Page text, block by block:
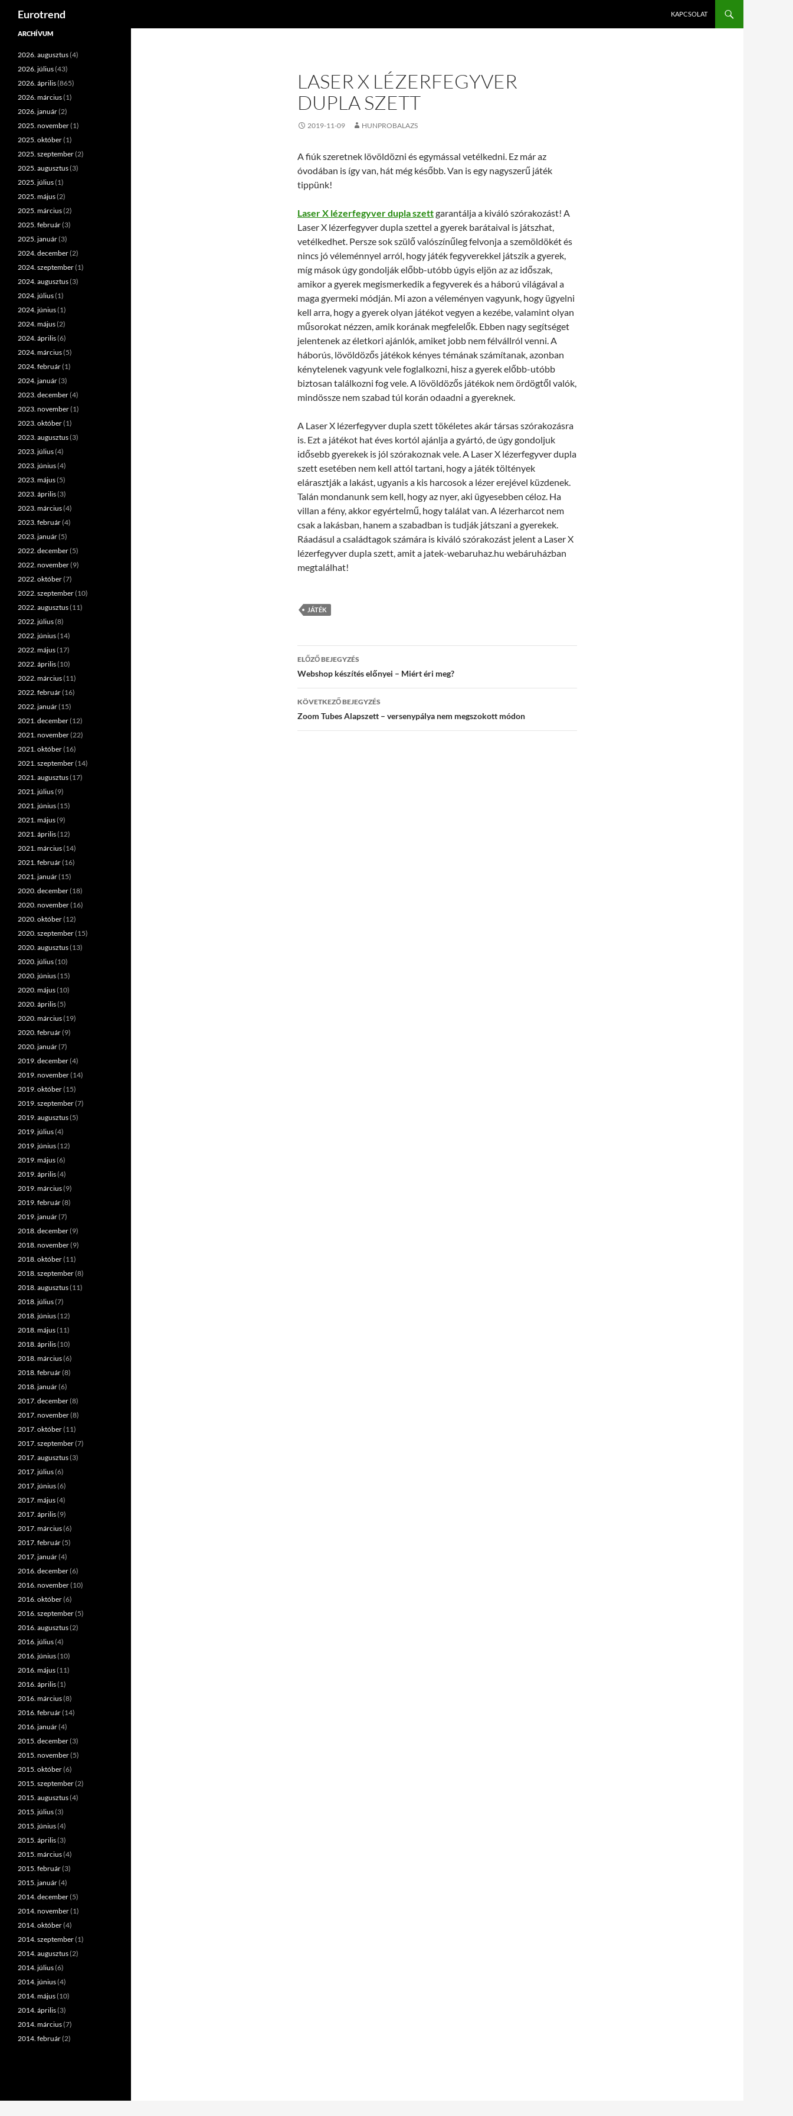
Kilépés
Eurotrend KAPCSOLAT
LASER X LÉZERFEGYVER
DUPLA SZETT
2019-11-09 HUNPROBALAZS
A fiúk szeretnek lövöldözni és egymással vetélkedni. Ez már az
óvodában is így van, hát még később. Van is egy nagyszerű játék
tippünk!
Laser X lézerfegyver dupla szettgarantálja a kiváló szórakozást! A
Laser X lézerfegyver dupla szettel a gyerek barátaival is játszhat,
vetélkedhet. Persze sok szülő valószínűleg felvonja a szemöldökét és
nincs jó véleménnyel arról, hogy játék fegyverekkel játszik a gyerek,
míg mások úgy gondolják előbb-utóbb úgyis eljön az az időszak,
amikor a gyerek megismerkedik a fegyverek és a háború világával a
maga gyermeki módján. Mi azon a véleményen vagyunk, hogy ügyelni
kell arra, hogy a gyerek olyan játékot vegyen a kezébe, valamint olyan
műsorokat nézzen, amik korának megfelelők. Ebben nagy segítséget
jelentenek az életkori ajánlók, amiket jobb nem félvállról venni. A
háborús, lövöldözős játékok kényes témának számítanak, azonban
kénytelenek vagyunk vele foglalkozni, hisz a gyerek előbb-utóbb
biztosan találkozni fog vele. A lövöldözős játékok nem ördögtől valók,
mindössze nem szabad túl korán odaadni a gyereknek.
A Laser X lézerfegyver dupla szett tökéletes akár társas szórakozásra
is. Ezt a játékot hat éves kortól ajánlja a gyártó, de úgy gondoljuk
idősebb gyerekek is jól szórakoznak vele. A Laser X lézerfegyver dupla
szett esetében nem kell attól tartani, hogy a játék töltények
elárasztják a lakást, ugyanis a kis harcosok a lézer erejével küzdenek.
Talán mondanunk sem kell, hogy az nyer, aki ügyesebben céloz. Ha
villan a fény, akkor egyértelmű, hogy találat van. A lézerharcot nem
csak a lakásban, hanem a szabadban is tudják játszani a gyerekek.
Ráadásul a családtagok számára is kiváló szórakozást jelent a Laser X
lézerfegyver dupla szett, amit a jatek-webaruhaz.hu webáruházban
megtalálhat!
JÁTÉK
Bejegyzés
navigáció
ELŐZŐ BEJEGYZÉS
Webshop készítés előnyei – Miért éri meg?
KÖVETKEZŐ BEJEGYZÉS
Zoom Tubes Alapszett – versenypálya nem megszokott módon
ARCHÍVUM
2026. augusztus(4)
2026. július(43)
2026. április(865)
2026. március(1)
2026. január(2)
2025. november(1)
2025. október(1)
2025. szeptember(2)
2025. augusztus(3)
2025. július(1)
2025. május(2)
2025. március(2)
2025. február(3)
2025. január(3)
2024. december(2)
2024. szeptember(1)
2024. augusztus(3)
2024. július(1)
2024. június(1)
2024. május(2)
2024. április(6)
2024. március(5)
2024. február(1)
2024. január(3)
2023. december(4)
2023. november(1)
2023. október(1)
2023. augusztus(3)
2023. július(4)
2023. június(4)
2023. május(5)
2023. április(3)
2023. március(4)
2023. február(4)
2023. január(5)
2022. december(5)
2022. november(9)
2022. október(7)
2022. szeptember(10)
2022. augusztus(11)
2022. július(8)
2022. június(14)
2022. május(17)
2022. április(10)
2022. március(11)
2022. február(16)
2022. január(15)
2021. december(12)
2021. november(22)
2021. október(16)
2021. szeptember(14)
2021. augusztus(17)
2021. július(9)
2021. június(15)
2021. május(9)
2021. április(12)
2021. március(14)
2021. február(16)
2021. január(15)
2020. december(18)
2020. november(16)
2020. október(12)
2020. szeptember(15)
2020. augusztus(13)
2020. július(10)
2020. június(15)
2020. május(10)
2020. április(5)
2020. március(19)
2020. február(9)
2020. január(7)
2019. december(4)
2019. november(14)
2019. október(15)
2019. szeptember(7)
2019. augusztus(5)
2019. július(4)
2019. június(12)
2019. május(6)
2019. április(4)
2019. március(9)
2019. február(8)
2019. január(7)
2018. december(9)
2018. november(9)
2018. október(11)
2018. szeptember(8)
2018. augusztus(11)
2018. július(7)
2018. június(12)
2018. május(11)
2018. április(10)
2018. március(6)
2018. február(8)
2018. január(6)
2017. december(8)
2017. november(8)
2017. október(11)
2017. szeptember(7)
2017. augusztus(3)
2017. július(6)
2017. június(6)
2017. május(4)
2017. április(9)
2017. március(6)
2017. február(5)
2017. január(4)
2016. december(6)
2016. november(10)
2016. október(6)
2016. szeptember(5)
2016. augusztus(2)
2016. július(4)
2016. június(10)
2016. május(11)
2016. április(1)
2016. március(8)
2016. február(14)
2016. január(4)
2015. december(3)
2015. november(5)
2015. október(6)
2015. szeptember(2)
2015. augusztus(4)
2015. július(3)
2015. június(4)
2015. április(3)
2015. március(4)
2015. február(3)
2015. január(4)
2014. december(5)
2014. november(1)
2014. október(4)
2014. szeptember(1)
2014. augusztus(2)
2014. július(6)
2014. június(4)
2014. május(10)
2014. április(3)
2014. március(7)
2014. február(2)